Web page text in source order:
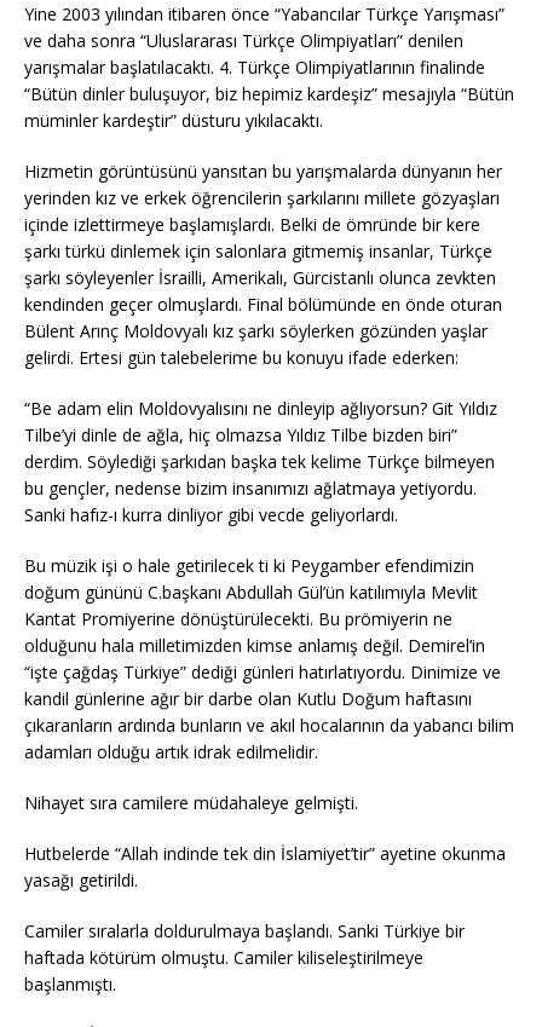
Yine 2003 yılından itibaren önce “Yabancılar Türkçe Yarışması”
ve daha sonra “Uluslararası Türkçe Olimpiyatları” denilen
yarışmalar başlatılacaktı. 4. Türkçe Olimpiyatlarının finalinde
“Bütün dinler buluşuyor, biz hepimiz kardeşiz” mesajıyla “Bütün
müminler kardeştir” düsturu yıkılacaktı.
Hizmetin görüntüsünü yansıtan bu yarışmalarda dünyanın her
yerinden kız ve erkek öğrencilerin şarkılarını millete gözyaşları
içinde izlettirmeye başlamışlardı. Belki de ömründe bir kere
şarkı türkü dinlemek için salonlara gitmemiş insanlar, Türkçe
şarkı söyleyenler İsrailli, Amerikalı, Gürcistanlı olunca zevkten
kendinden geçer olmuşlardı. Final bölümünde en önde oturan
Bülent Arınç Moldovyalı kız şarkı söylerken gözünden yaşlar
gelirdi. Ertesi gün talebelerime bu konuyu ifade ederken:
“Be adam elin Moldovyalısını ne dinleyip ağlıyorsun? Git Yıldız
Tilbe’yi dinle de ağla, hiç olmazsa Yıldız Tilbe bizden biri”
derdim. Söylediği şarkıdan başka tek kelime Türkçe bilmeyen
bu gençler, nedense bizim insanımızı ağlatmaya yetiyordu.
Sanki hafız-ı kurra dinliyor gibi vecde geliyorlardı.
Bu müzik işi o hale getirilecek ti ki Peygamber efendimizin
doğum gününü C.başkanı Abdullah Gül’ün katılımıyla Mevlit
Kantat Promiyerine dönüştürülecekti. Bu prömiyerin ne
olduğunu hala milletimizden kimse anlamış değil. Demirel’in
“işte çağdaş Türkiye” dediği günleri hatırlatıyordu. Dinimize ve
kandil günlerine ağır bir darbe olan Kutlu Doğum haftasını
çıkaranların ardında bunların ve akıl hocalarının da yabancı bilim
adamları olduğu artık idrak edilmelidir.
Nihayet sıra camilere müdahaleye gelmişti.
Hutbelerde “Allah indinde tek din İslamiyet’tir” ayetine okunma
yasağı getirildi.
Camiler sıralarla doldurulmaya başlandı. Sanki Türkiye bir
haftada kötürüm olmuştu. Camiler kiliseleştirilmeye
başlanmıştı.